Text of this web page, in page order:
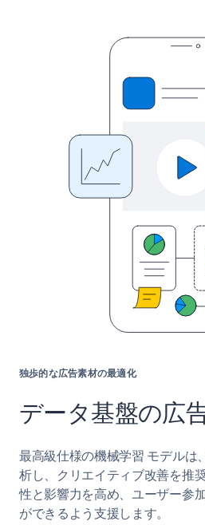
独歩的な広告素材の最適化
データ基盤の広
最高級仕様の機械学習 モデルは
析し、クリエイティブ改善を推
性と影響力を高め、ユーザー参
ができるよう支援します。